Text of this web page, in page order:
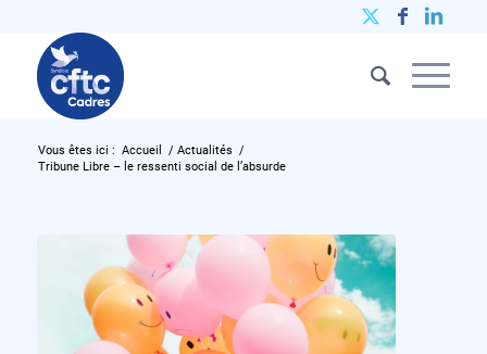
Vous êtes ici : Accueil / Actualités /
Tribune Libre – le ressenti social de l’absurde